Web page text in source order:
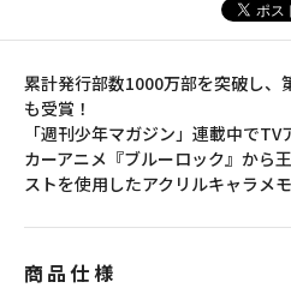
累計発行部数1000万部を突破し、
も受賞！
「週刊少年マガジン」連載中で
カーアニメ『ブルーロック』から
ストを使用したアクリルキャラメ
商品仕様